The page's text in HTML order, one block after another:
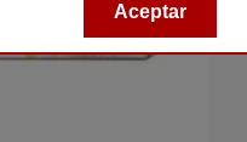
Aceptar